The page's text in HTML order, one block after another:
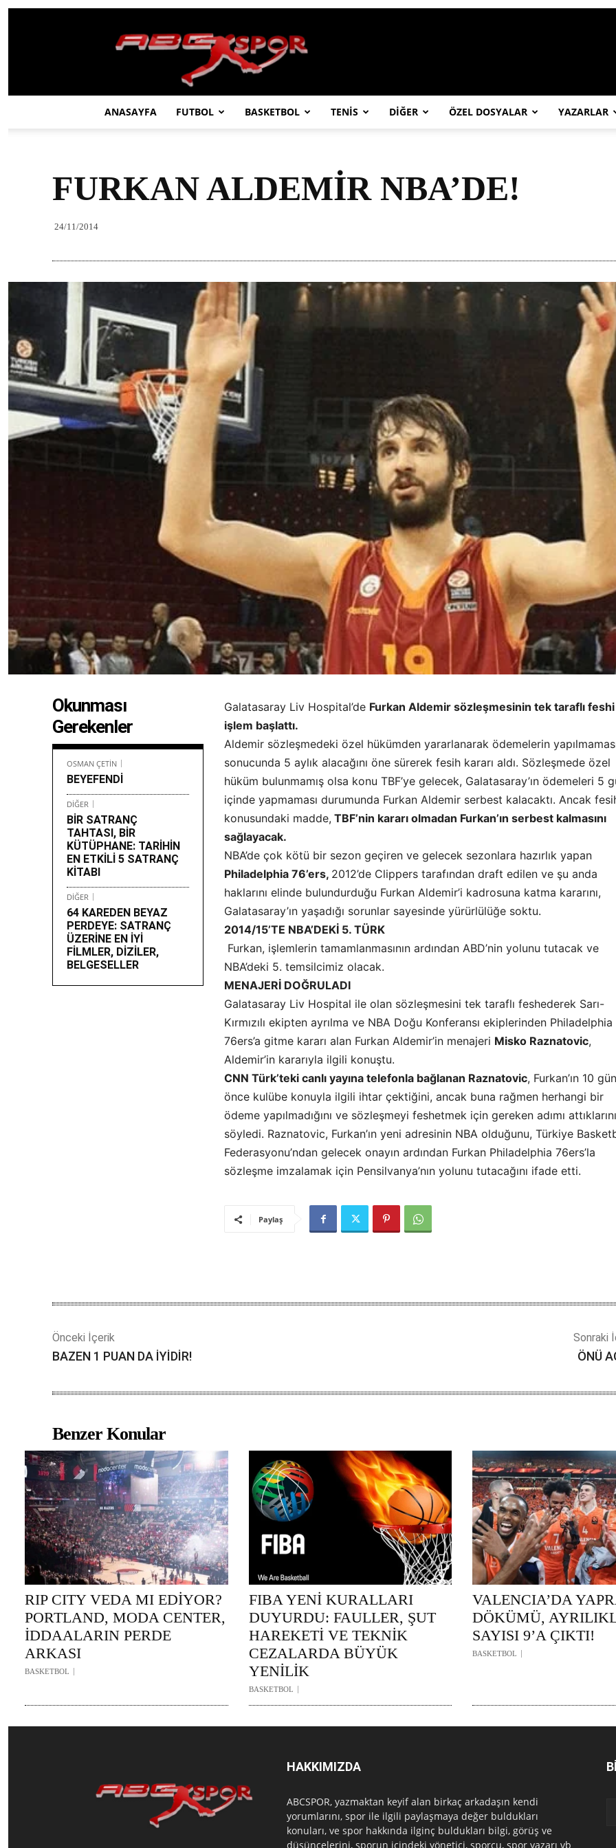
ABC
SPOR
ANASAYFA FUTBOL BASKETBOL TENİS DİĞER ÖZEL DOSYALAR YAZARLAR
FURKAN ALDEMİR NBA’DE!
24/11/2014
Okunması
Gerekenler
OSMAN ÇETİN
BEYEFENDİ
DİĞER
BİR SATRANÇ
TAHTASI, BİR
KÜTÜPHANE: TARİHİN
EN ETKİLİ 5 SATRANÇ
KİTABI
DİĞER
64 KAREDEN BEYAZ
PERDEYE: SATRANÇ
ÜZERİNE EN İYİ
FİLMLER, DİZİLER,
BELGESELLER
Galatasaray Liv Hospital’de Furkan Aldemir sözleşmesinin tek taraflı
işlem başlattı.
Aldemir sözleşmedeki özel hükümden yararlanarak ödemelerin
sonucunda 5 aylık alacağını öne sürerek fesih kararı aldı. Sözleşmede özel
hüküm bulunmamış olsa konu TBF’ye gelecek, Galatasaray’ın ödemeleri 5
içinde yapmaması durumunda Furkan Aldemir serbest kalacaktı. Ancak
konusundaki madde, TBF’nin kararı olmadan Furkan’ın serbest kalmasını
sağlayacak.
NBA’de çok kötü bir sezon geçiren ve gelecek sezonlara hazırlık yapan
Philadelphia 76’ers, 2012’de Clippers tarafından draft edilen ve şu anda
haklarını elinde bulundurduğu Furkan Aldemir’i kadrosuna katma kararını,
Galatasaray’ın yaşadığı sorunlar sayesinde yürürlülüğe soktu.
2014/15’TE NBA’DEKİ 5. TÜRK
Furkan, işlemlerin tamamlanmasının ardından ABD’nin yolunu tutacak ve
NBA’deki 5. temsilcimiz olacak.
MENAJERİ DOĞRULADI
Galatasaray Liv Hospital ile olan sözleşmesini tek taraflı feshederek Sarı-
Kırmızılı ekipten ayrılma ve NBA Doğu Konferansı ekiplerinden Philadelphia
76ers’a gitme kararı alan Furkan Aldemir’in menajeri Misko Raznatovic,
Aldemir’in kararıyla ilgili konuştu.
CNN Türk’teki canlı yayına telefonla bağlanan Raznatovic, Furkan’ın 10 gün
önce kulübe konuyla ilgili ihtar çektiğini, ancak buna rağmen herhangi bir
ödeme yapılmadığını ve sözleşmeyi feshetmek için gereken adımı attıklarını
söyledi. Raznatovic, Furkan’ın yeni adresinin NBA olduğunu, Türkiye
Federasyonu’ndan gelecek onayın ardından Furkan Philadelphia 76ers’la
sözleşme imzalamak için Pensilvanya’nın yolunu tutacağını ifade etti.
Paylaş
Önceki İçerik
BAZEN 1 PUAN DA İYİDİR!
Sonraki
ÖNÜ
Benzer Konular
RIP CITY VEDA MI EDİYOR?
PORTLAND, MODA CENTER,
İDDAALARIN PERDE
ARKASI
BASKETBOL
FIBA YENİ KURALLARI
DUYURDU: FAULLER, ŞUT
HAREKETİ VE TEKNİK
CEZALARDA BÜYÜK
YENİLİK
BASKETBOL
VALENCIA’DA
DÖKÜMÜ,
SAYISI 9’A ÇIKTI!
BASKETBOL
HAKKIMIZDA
ABCSPOR, yazmaktan keyif alan birkaç arkadaşın kendi
yorumlarını, spor ile ilgili paylaşmaya değer buldukları
konuları, ve spor hakkında ilginç buldukları bilgi, görüş ve
düşüncelerini, sporun içindeki yönetici, sporcu, spor yazarı vb